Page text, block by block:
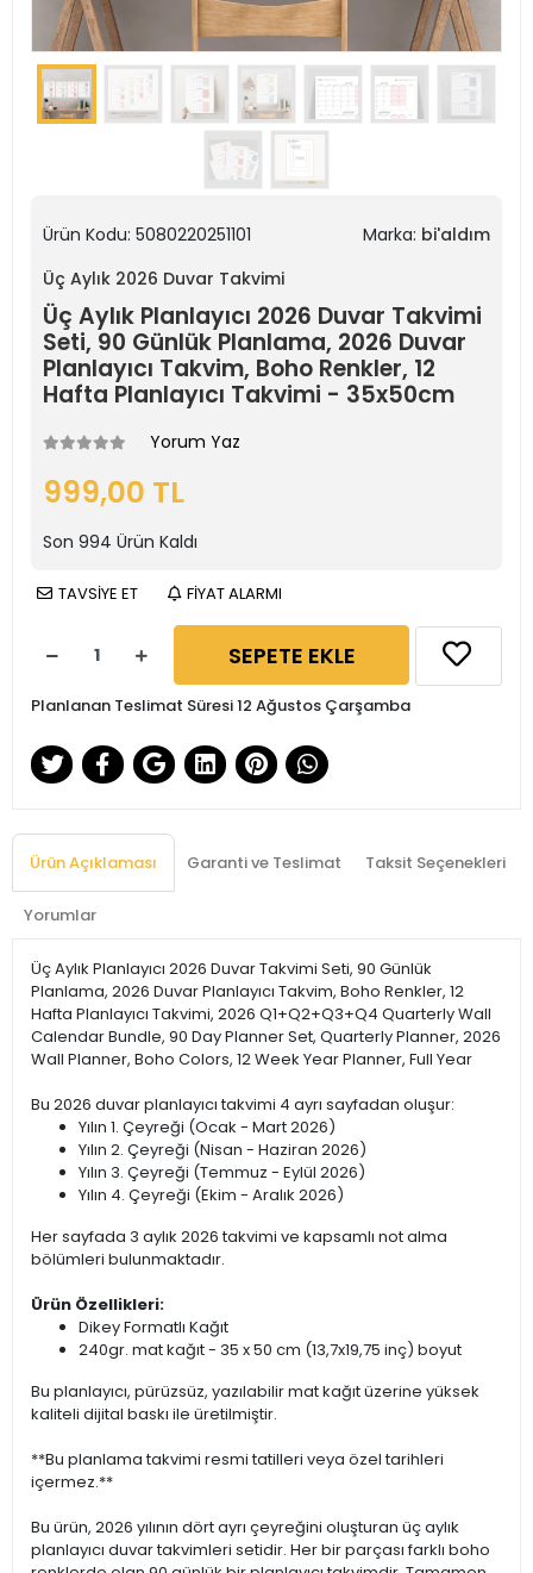
Ürün Kodu: 5080220251101 Marka: bi'aldım
Üç Aylık 2026 Duvar Takvimi
Üç Aylık Planlayıcı 2026 Duvar Takvimi
Seti, 90 Günlük Planlama, 2026 Duvar
Planlayıcı Takvim, Boho Renkler, 12
Hafta Planlayıcı Takvimi - 35x50cm
Yorum Yaz
999,00 TL
Son 994 Ürün Kaldı
TAVSİYE ET FİYAT ALARMI
SEPETE EKLE
Planlanan Teslimat Süresi 12 Ağustos Çarşamba
Ürün Açıklaması Garanti ve Teslimat Taksit Seçenekleri
Yorumlar
Üç Aylık Planlayıcı 2026 Duvar Takvimi Seti, 90 Günlük
Planlama, 2026 Duvar Planlayıcı Takvim, Boho Renkler, 12
Hafta Planlayıcı Takvimi, 2026 Q1+Q2+Q3+Q4 Quarterly Wall
Calendar Bundle, 90 Day Planner Set, Quarterly Planner, 2026
Wall Planner, Boho Colors, 12 Week Year Planner, Full Year
Bu 2026 duvar planlayıcı takvimi 4 ayrı sayfadan oluşur:
Yılın 1. Çeyreği (Ocak - Mart 2026)
Yılın 2. Çeyreği (Nisan - Haziran 2026)
Yılın 3. Çeyreği (Temmuz - Eylül 2026)
Yılın 4. Çeyreği (Ekim - Aralık 2026)
Her sayfada 3 aylık 2026 takvimi ve kapsamlı not alma
bölümleri bulunmaktadır.
Ürün Özellikleri:
Dikey Formatlı Kağıt
240gr. mat kağıt - 35 x 50 cm (13,7x19,75 inç) boyut
Bu planlayıcı, pürüzsüz, yazılabilir mat kağıt üzerine yüksek
kaliteli dijital baskı ile üretilmiştir.
**Bu planlama takvimi resmi tatilleri veya özel tarihleri
içermez.**
Bu ürün, 2026 yılının dört ayrı çeyreğini oluşturan üç aylık
planlayıcı duvar takvimleri setidir. Her bir parçası farklı boho